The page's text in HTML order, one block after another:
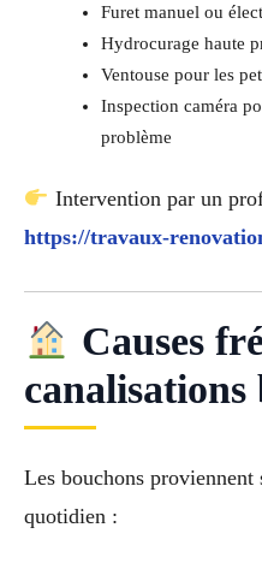
Furet manuel ou
Hydrocurage haute
Ventouse pour les
Inspection caméra
problème
Intervention par un
https://travaux-
Causes
canalisations
Les bouchons proviennent
quotidien :